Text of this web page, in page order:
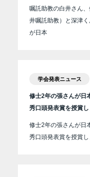
嘱託助教の白井さん
井嘱託助教）と深津
が日本
学会発表ニュース
修士2年の張さんが日
秀口頭発表賞を授賞し
修士2年の張さんが日
秀口頭発表賞を授賞し